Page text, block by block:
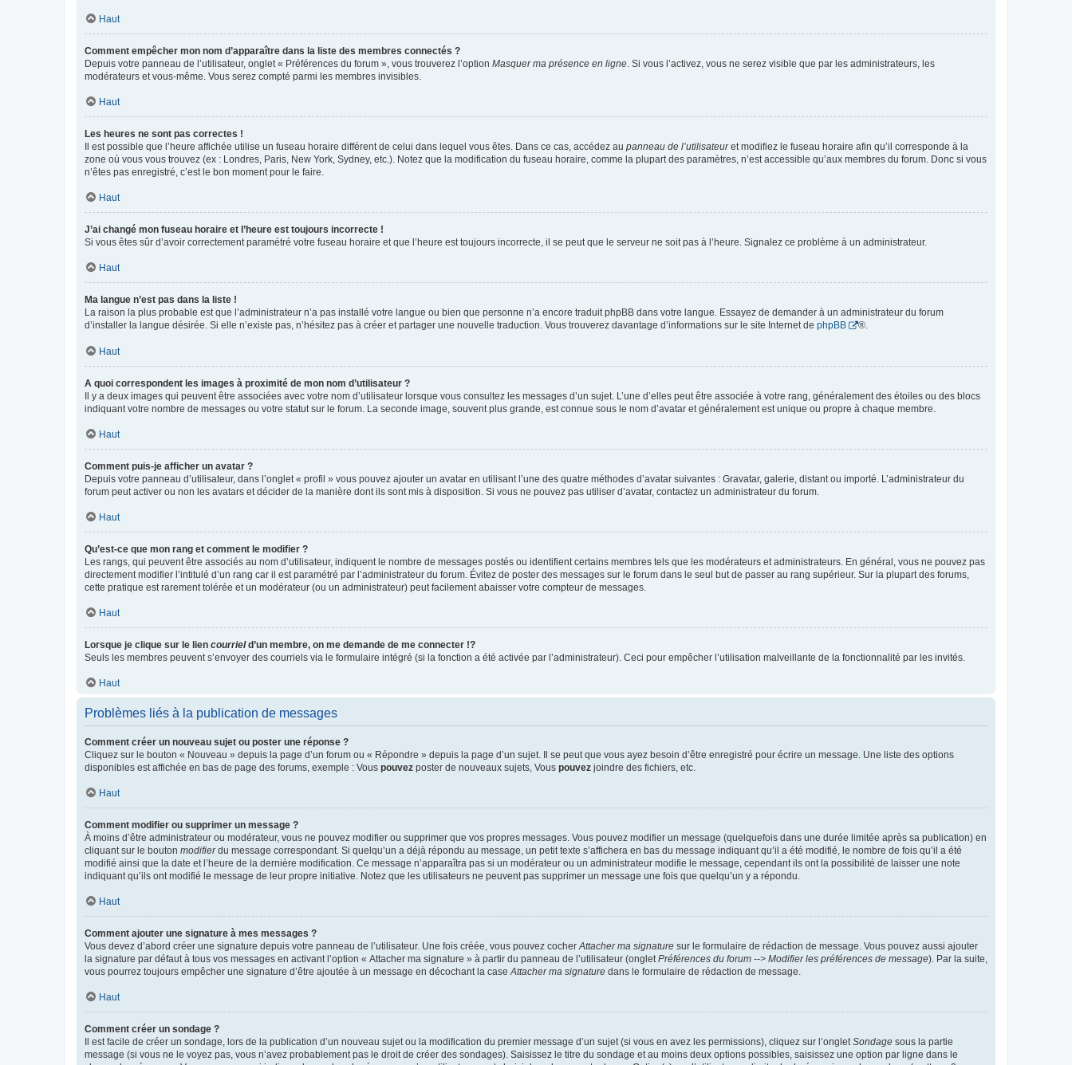
Haut
Comment empêcher mon nom d’apparaître dans la liste des membres connectés ?
Depuis votre panneau de l’utilisateur, onglet « Préférences du forum », vous trouverez l’option Masquer ma présence en ligne. Si vous l’activez, vous ne serez visible que par les administrateurs, les
modérateurs et vous-même. Vous serez compté parmi les membres invisibles.
Haut
Les heures ne sont pas correctes !
Il est possible que l’heure affichée utilise un fuseau horaire différent de celui dans lequel vous êtes. Dans ce cas, accédez au panneau de l’utilisateuret modifiez le fuseau horaire afin qu’il corresponde à la
zone où vous vous trouvez (ex : Londres, Paris, New York, Sydney, etc.). Notez que la modification du fuseau horaire, comme la plupart des paramètres, n’est accessible qu’aux membres du forum. Donc si vous
n’êtes pas enregistré, c’est le bon moment pour le faire.
Haut
J’ai changé mon fuseau horaire et l’heure est toujours incorrecte !
Si vous êtes sûr d’avoir correctement paramétré votre fuseau horaire et que l’heure est toujours incorrecte, il se peut que le serveur ne soit pas à l’heure. Signalez ce problème à un administrateur.
Haut
Ma langue n’est pas dans la liste !
La raison la plus probable est que l’administrateur n’a pas installé votre langue ou bien que personne n’a encore traduit phpBB dans votre langue. Essayez de demander à un administrateur du forum
d’installer la langue désirée. Si elle n’existe pas, n’hésitez pas à créer et partager une nouvelle traduction. Vous trouverez davantage d’informations sur le site Internet de phpBB ®.
Haut
A quoi correspondent les images à proximité de mon nom d’utilisateur ?
Il y a deux images qui peuvent être associées avec votre nom d’utilisateur lorsque vous consultez les messages d’un sujet. L’une d’elles peut être associée à votre rang, généralement des étoiles ou des blocs
indiquant votre nombre de messages ou votre statut sur le forum. La seconde image, souvent plus grande, est connue sous le nom d’avatar et généralement est unique ou propre à chaque membre.
Haut
Comment puis-je afficher un avatar ?
Depuis votre panneau d’utilisateur, dans l’onglet « profil » vous pouvez ajouter un avatar en utilisant l’une des quatre méthodes d’avatar suivantes : Gravatar, galerie, distant ou importé. L’administrateur du
forum peut activer ou non les avatars et décider de la manière dont ils sont mis à disposition. Si vous ne pouvez pas utiliser d’avatar, contactez un administrateur du forum.
Haut
Qu’est-ce que mon rang et comment le modifier ?
Les rangs, qui peuvent être associés au nom d’utilisateur, indiquent le nombre de messages postés ou identifient certains membres tels que les modérateurs et administrateurs. En général, vous ne pouvez pas
directement modifier l’intitulé d’un rang car il est paramétré par l’administrateur du forum. Évitez de poster des messages sur le forum dans le seul but de passer au rang supérieur. Sur la plupart des forums,
cette pratique est rarement tolérée et un modérateur (ou un administrateur) peut facilement abaisser votre compteur de messages.
Haut
Lorsque je clique sur le lien courrield’un membre, on me demande de me connecter !?
Seuls les membres peuvent s’envoyer des courriels via le formulaire intégré (si la fonction a été activée par l’administrateur). Ceci pour empêcher l’utilisation malveillante de la fonctionnalité par les invités.
Haut
Problèmes liés à la publication de messages
Comment créer un nouveau sujet ou poster une réponse ?
Cliquez sur le bouton « Nouveau » depuis la page d’un forum ou « Répondre » depuis la page d’un sujet. Il se peut que vous ayez besoin d’être enregistré pour écrire un message. Une liste des options
disponibles est affichée en bas de page des forums, exemple : Vous pouvez poster de nouveaux sujets, Vous pouvez joindre des fichiers, etc.
Haut
Comment modifier ou supprimer un message ?
À moins d’être administrateur ou modérateur, vous ne pouvez modifier ou supprimer que vos propres messages. Vous pouvez modifier un message (quelquefois dans une durée limitée après sa publication) en
cliquant sur le bouton modifierdu message correspondant. Si quelqu’un a déjà répondu au message, un petit texte s’affichera en bas du message indiquant qu’il a été modifié, le nombre de fois qu’il a été
modifié ainsi que la date et l’heure de la dernière modification. Ce message n’apparaîtra pas si un modérateur ou un administrateur modifie le message, cependant ils ont la possibilité de laisser une note
indiquant qu’ils ont modifié le message de leur propre initiative. Notez que les utilisateurs ne peuvent pas supprimer un message une fois que quelqu’un y a répondu.
Haut
Comment ajouter une signature à mes messages ?
Vous devez d’abord créer une signature depuis votre panneau de l’utilisateur. Une fois créée, vous pouvez cocherAttacher ma signature sur le formulaire de rédaction de message. Vous pouvez aussi ajouter
la signature par défaut à tous vos messages en activant l’option « Attacher ma signature » à partir du panneau de l’utilisateur (ongletPréférences du forum --> Modifier les préférences de message). Par la suite,
vous pourrez toujours empêcher une signature d’être ajoutée à un message en décochant la caseAttacher ma signature dans le formulaire de rédaction de message.
Haut
Comment créer un sondage ?
Il est facile de créer un sondage, lors de la publication d’un nouveau sujet ou la modification du premier message d’un sujet (si vous en avez les permissions), cliquez sur l’ongletSondage sous la partie
message (si vous ne le voyez pas, vous n’avez probablement pas le droit de créer des sondages). Saisissez le titre du sondage et au moins deux options possibles, saisissez une option par ligne dans le